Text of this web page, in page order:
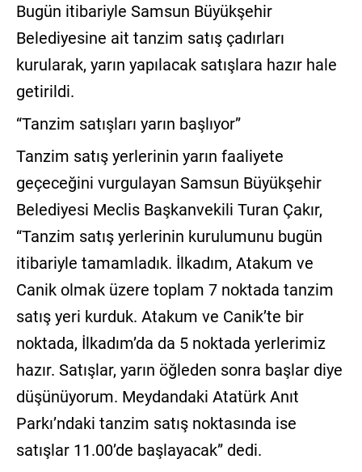
Gizlilik
Sözleşmesi
Kullanıcı
Sözleşmesi
Bugün itibariyle Samsun Büyükşehir
Belediyesine ait tanzim satış çadırları
kurularak, yarın yapılacak satışlara hazır hale
getirildi.
“Tanzim satışları yarın başlıyor”
Tanzim satış yerlerinin yarın faaliyete
geçeceğini vurgulayan Samsun Büyükşehir
Belediyesi Meclis Başkanvekili Turan Çakır,
“Tanzim satış yerlerinin kurulumunu bugün
itibariyle tamamladık. İlkadım, Atakum ve
Canik olmak üzere toplam 7 noktada tanzim
satış yeri kurduk. Atakum ve Canik’te bir
noktada, İlkadım’da da 5 noktada yerlerimiz
hazır. Satışlar, yarın öğleden sonra başlar diye
düşünüyorum. Meydandaki Atatürk Anıt
Parkı’ndaki tanzim satış noktasında ise
satışlar 11.00’de başlayacak” dedi.